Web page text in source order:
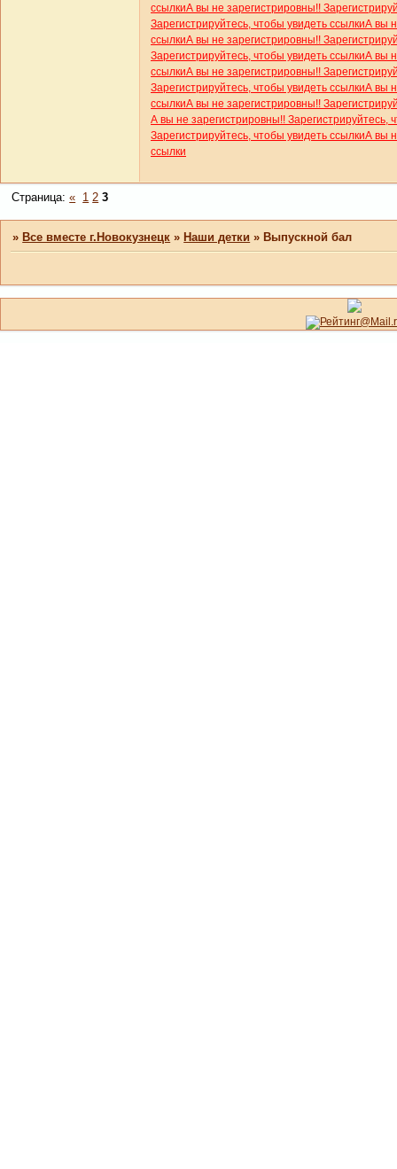
ссылкиА вы не зарегистрировны!!
Зарегистрируйтесь, чтобы увидеть ссылкиА вы
ссылкиА вы не зарегистрировны!!
Зарегистрируйтесь, чтобы увидеть ссылкиА вы
ссылкиА вы не зарегистрировны!!
Зарегистрируйтесь, чтобы увидеть ссылкиА вы
ссылкиА вы не зарегистрировны!!
А вы не зарегистрировны!! Зарегистрируйтесь,
Зарегистрируйтесь, чтобы увидеть ссылкиА вы
ссылки
Страница:« 1 2 3
» Все вместе г.Новокузнецк » Наши детки » Выпускной бал